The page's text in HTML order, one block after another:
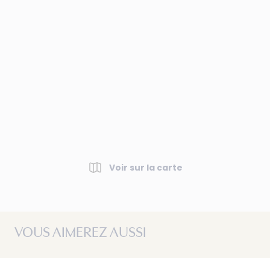
Voir sur la carte
VOUS AIMEREZ AUSSI